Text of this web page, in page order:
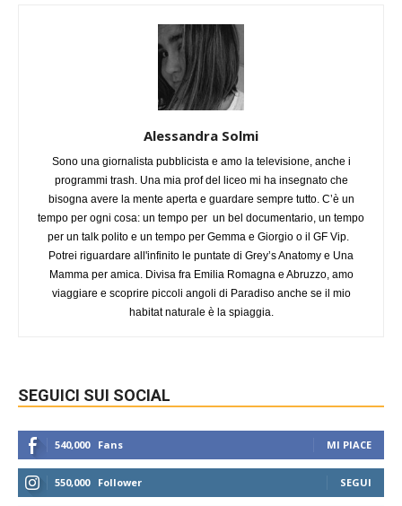
Alessandra Solmi
Sono una giornalista pubblicista e amo la televisione, anche i
programmi trash. Una mia prof del liceo mi ha insegnato che
bisogna avere la mente aperta e guardare sempre tutto. C’è un
tempo per ogni cosa: un tempo per un bel documentario, un tempo
per un talk polito e un tempo per Gemma e Giorgio o il GF Vip.
Potrei riguardare all'infinito le puntate di Grey’s Anatomy e Una
Mamma per amica. Divisa fra Emilia Romagna e Abruzzo, amo
viaggiare e scoprire piccoli angoli di Paradiso anche se il mio
habitat naturale è la spiaggia.
SEGUICI SUI SOCIAL
540,000 Fans MI PIACE
550,000 Follower SEGUI